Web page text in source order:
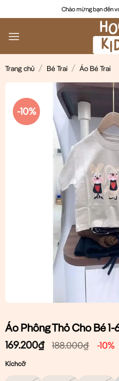
đến
nội
Chào mừng bạn đến
Trang chủ / Bé Trai / Áo Bé Trai
-10%
Áo Phông Thỏ Cho Bé 1-
169.200₫ 188.000₫ -10%
Kíchcỡ